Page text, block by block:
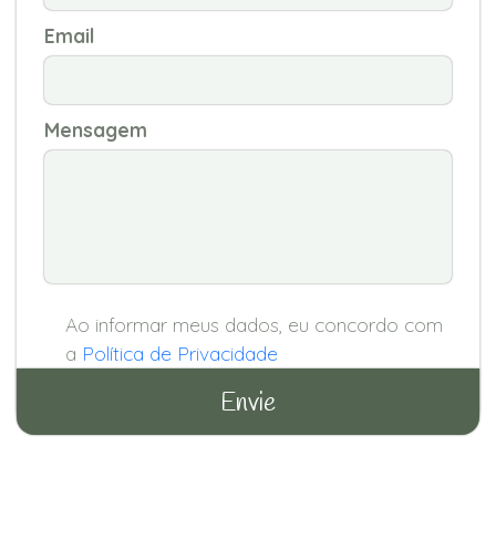
Email
Mensagem
Ao informar meus dados, eu concordo com
a Política de Privacidade